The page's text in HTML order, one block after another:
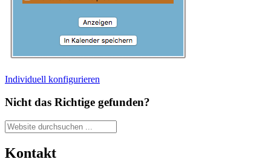
Individuell konfigurieren
Nicht das Richtige gefunden?
Kontakt